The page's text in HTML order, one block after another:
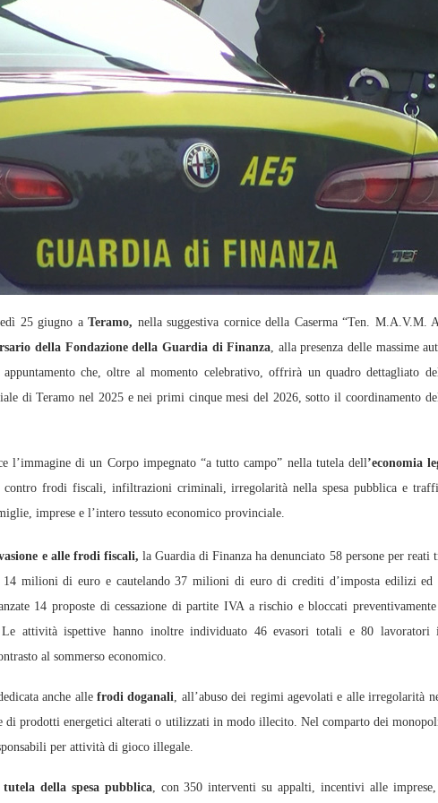
25 giugno aTeramo, nella suggestiva cornice della Caserma “Ten. M.A.V.M.
della Fondazione della Guardia di Finanza, alla presenza delle massime
che, oltre al momento celebrativo, offrirà un quadro dettagliato
di Teramo nel 2025 e nei primi cinque mesi del 2026, sotto il coordinamento
l’immagine di un Corpo impegnato “a tutto campo” nella tutela dell’economia
contro frodi fiscali, infiltrazioni criminali, irregolarità nella spesa pubblica e
imprese e l’intero tessuto economico provinciale.
e alle frodi fiscali, la Guardia di Finanza ha denunciato 58 persone per reati
milioni di euro e cautelando 37 milioni di euro di crediti d’imposta edilizi ed
14 proposte di cessazione di partite IVA a rischio e bloccati
attività ispettive hanno inoltre individuato 46 evasori totali e 80
al sommerso economico.
anche allefrodi doganali, all’abuso dei regimi agevolati e alle irregolarità
di prodotti energetici alterati o utilizzati in modo illecito. Nel comparto dei
per attività di gioco illegale.
della spesa pubblica, con 350 interventi su appalti, incentivi alle imprese,